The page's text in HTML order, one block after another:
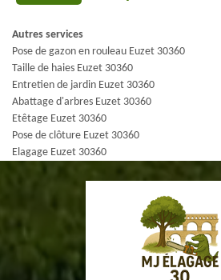
Autres services
Pose de gazon en rouleau Euzet 30360
Taille de haies Euzet 30360
Entretien de jardin Euzet 30360
Abattage d'arbres Euzet 30360
Etêtage Euzet 30360
Pose de clôture Euzet 30360
Elagage Euzet 30360